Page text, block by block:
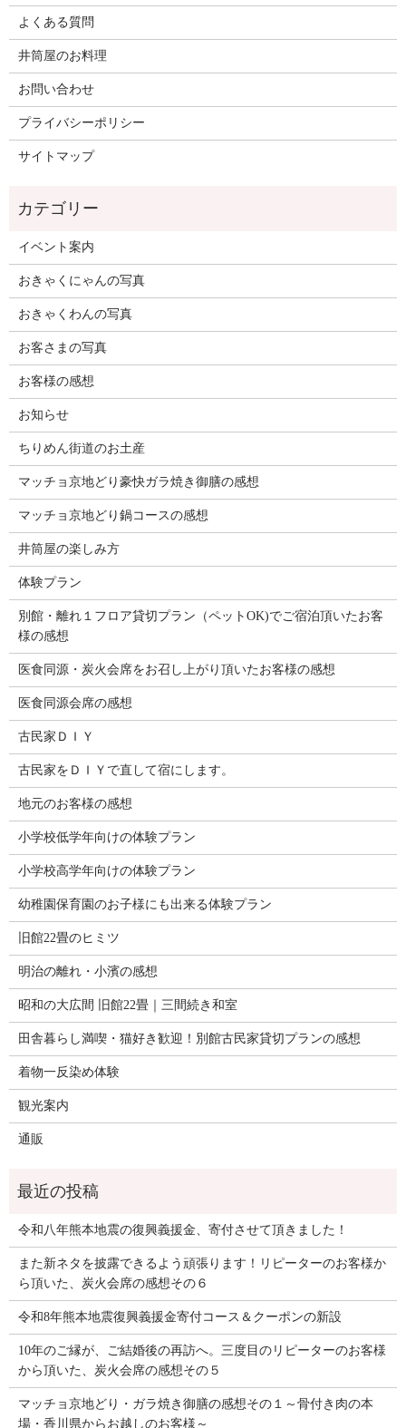
よくある質問
井筒屋のお料理
お問い合わせ
プライバシーポリシー
サイトマップ
イベント案内
おきゃくにゃんの写真
おきゃくわんの写真
お客さまの写真
お客様の感想
お知らせ
ちりめん街道のお土産
マッチョ京地どり豪快ガラ焼き御膳の感想
マッチョ京地どり鍋コースの感想
井筒屋の楽しみ方
体験プラン
別館・離れ１フロア貸切プラン（ペットOK)でご宿泊頂いたお客
様の感想
医食同源・炭火会席をお召し上がり頂いたお客様の感想
医食同源会席の感想
古民家ＤＩＹ
古民家をＤＩＹで直して宿にします。
地元のお客様の感想
小学校低学年向けの体験プラン
小学校高学年向けの体験プラン
幼稚園保育園のお子様にも出来る体験プラン
旧館22畳のヒミツ
明治の離れ・小濱の感想
昭和の大広間 旧館22畳｜三間続き和室
田舎暮らし満喫・猫好き歓迎！別館古民家貸切プランの感想
着物一反染め体験
観光案内
通販
令和八年熊本地震の復興義援金、寄付させて頂きました！
また新ネタを披露できるよう頑張ります！リピーターのお客様か
ら頂いた、炭火会席の感想その６
令和8年熊本地震復興義援金寄付コース＆クーポンの新設
10年のご縁が、ご結婚後の再訪へ。三度目のリピーターのお客様
から頂いた、炭火会席の感想その５
マッチョ京地どり・ガラ焼き御膳の感想その１～骨付き肉の本
場・香川県からお越しのお客様～